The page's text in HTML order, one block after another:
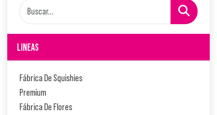
LINEAS
Fábrica De Squishies
Premium
Fábrica De Flores